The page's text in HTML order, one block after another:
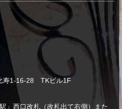
寿1-16-28 TKビル1F
」西口改札（改札出て右側）また